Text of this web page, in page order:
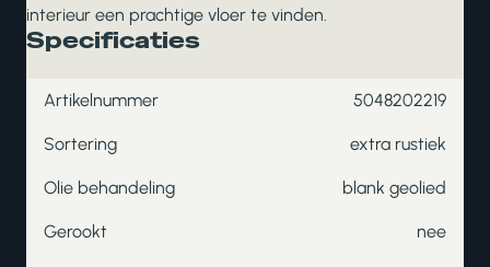
interieur een prachtige vloer te vinden.
Specificaties
Artikelnummer 5048202219
Sortering extra rustiek
Olie behandeling blank geolied
Gerookt nee